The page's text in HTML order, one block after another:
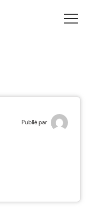
Publié par